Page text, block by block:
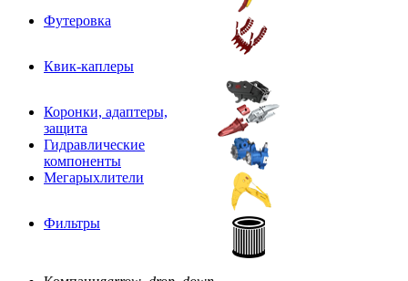
Футеровка
Квик-каплеры
Коронки, адаптеры,
защита
Гидравлические
компоненты
Мегарыхлители
Фильтры